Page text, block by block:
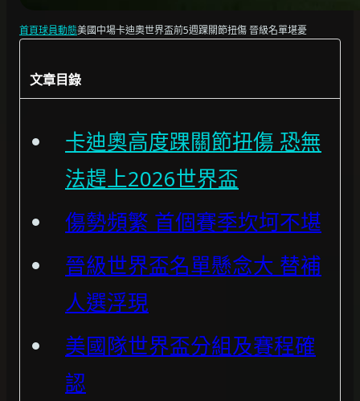
首頁球員動態美國中場卡迪奧世界盃前5週踝關節扭傷 晉級名單堪憂
文章目錄
卡迪奧高度踝關節扭傷 恐無
法趕上2026世界盃
傷勢頻繁 首個賽季坎坷不堪
晉級世界盃名單懸念大 替補
人選浮現
美國隊世界盃分組及賽程確
認